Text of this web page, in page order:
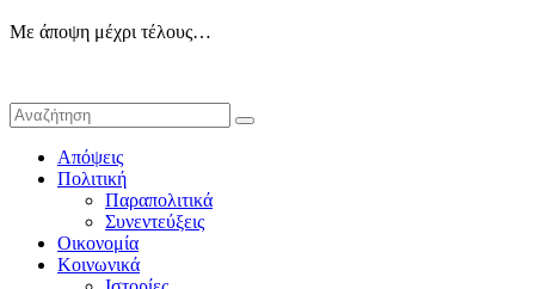
Με άποψη μέχρι τέλους…
Απόψεις
Πολιτική
Παραπολιτικά
Συνεντεύξεις
Οικονομία
Κοινωνικά